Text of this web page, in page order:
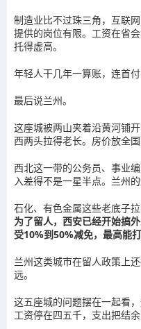
制造业比不过珠三角，互联
提供的岗位有限。工资在省
托得虚高。
年轻人干几年一算账，连首
最后说兰州。
这座城被两山夹着沿黄河铺
西两头拉得老长。房价放全
西北这一带的公务员、事业
入差得不是一星半点。兰州的
石化、有色金属这些老底子
为了留人，西安已经开始搞
受10%到50%减免，最高能打
兰州这类城市在留人政策上
远。
这五座城的问题摆在一起看
工资停在四五千，支出把结余